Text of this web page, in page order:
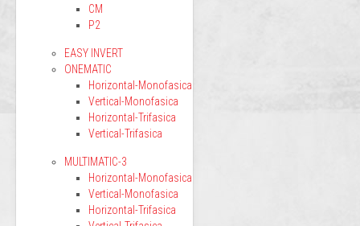
CM
P2
EASY INVERT
ONEMATIC
Horizontal-Monofasica
Vertical-Monofasica
Horizontal-Trifasica
Vertical-Trifasica
MULTIMATIC-3
Horizontal-Monofasica
Vertical-Monofasica
Horizontal-Trifasica